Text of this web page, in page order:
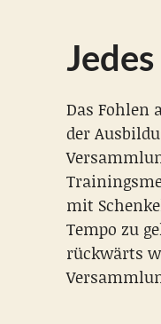
Das Fohlen
der
mit
Tempo zu
rückwärts